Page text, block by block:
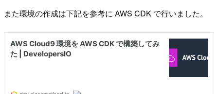
また環境の作成は下記を参考に AWS CDK で行いました。